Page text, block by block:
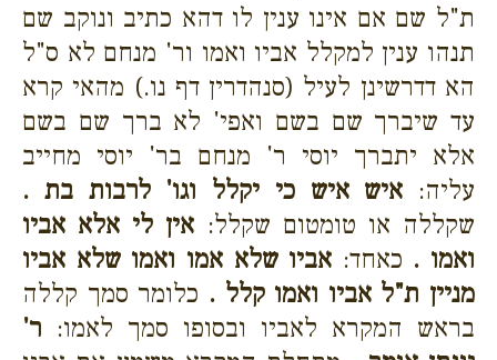
ת"ל שם אם אינו ענין לו דהא כתיב ונוקב שם
תנהו ענין למקלל אביו ואמו ור' מנחם לא ס"ל
הא דדרשינן לעיל (סנהדרין דף נו.) מהאי קרא
עד שיברך שם בשם ואפי' לא ברך שם בשם
אלא יתברך יוסי ר' מנחם בר' יוסי מחייב
עליה: איש איש כי יקלל וגו' לרבות בת .
שקללה או טומטום שקלל: אין לי אלא אביו
ואמו . כאחד: אביו שלא אמו ואמו שלא אביו
מניין ת"ל אביו ואמו קלל . כלומר סמך קללה
בראש המקרא לאביו ובסופו סמך לאמו: ר'